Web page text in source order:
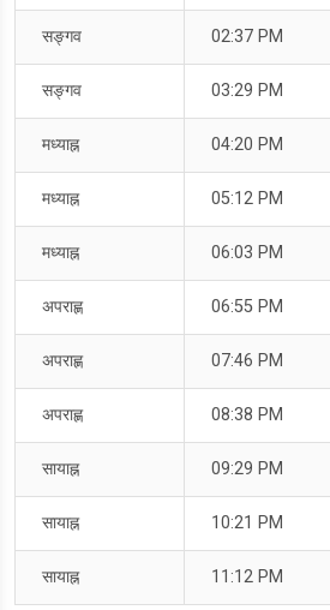
सङ्गव 02:37 PM
सङ्गव 03:29 PM
मध्याह्न 04:20 PM
मध्याह्न 05:12 PM
मध्याह्न 06:03 PM
अपराह्ण 06:55 PM
अपराह्ण 07:46 PM
अपराह्ण 08:38 PM
सायाह्न 09:29 PM
सायाह्न 10:21 PM
सायाह्न 11:12 PM